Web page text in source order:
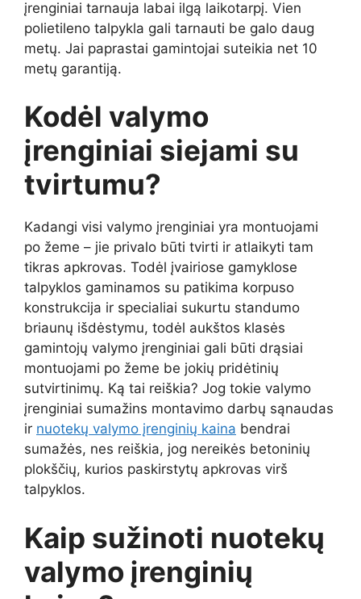
įrenginiai tarnauja labai ilgą laikotarpį. Vien
polietileno talpykla gali tarnauti be galo daug
metų. Jai paprastai gamintojai suteikia net 10
metų garantiją.
Kodėl valymo
įrenginiai siejami su
tvirtumu?
Kadangi visi valymo įrenginiai yra montuojami
po žeme – jie privalo būti tvirti ir atlaikyti tam
tikras apkrovas. Todėl įvairiose gamyklose
talpyklos gaminamos su patikima korpuso
konstrukcija ir specialiai sukurtu standumo
briaunų išdėstymu, todėl aukštos klasės
gamintojų valymo įrenginiai gali būti drąsiai
montuojami po žeme be jokių pridėtinių
sutvirtinimų. Ką tai reiškia? Jog tokie valymo
įrenginiai sumažins montavimo darbų sąnaudas
ir nuotekų valymo įrenginių kaina bendrai
sumažės, nes reiškia, jog nereikės betoninių
plokščių, kurios paskirstytų apkrovas virš
talpyklos.
Kaip sužinoti nuotekų
valymo įrenginių